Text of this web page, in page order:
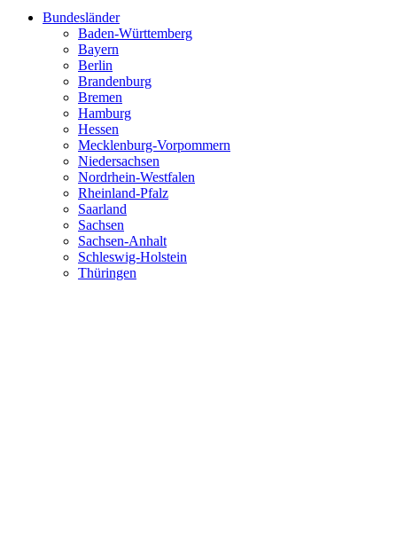
Bundesländer
Baden-Württemberg
Bayern
Berlin
Brandenburg
Bremen
Hamburg
Hessen
Mecklenburg-Vorpommern
Niedersachsen
Nordrhein-Westfalen
Rheinland-Pfalz
Saarland
Sachsen
Sachsen-Anhalt
Schleswig-Holstein
Thüringen